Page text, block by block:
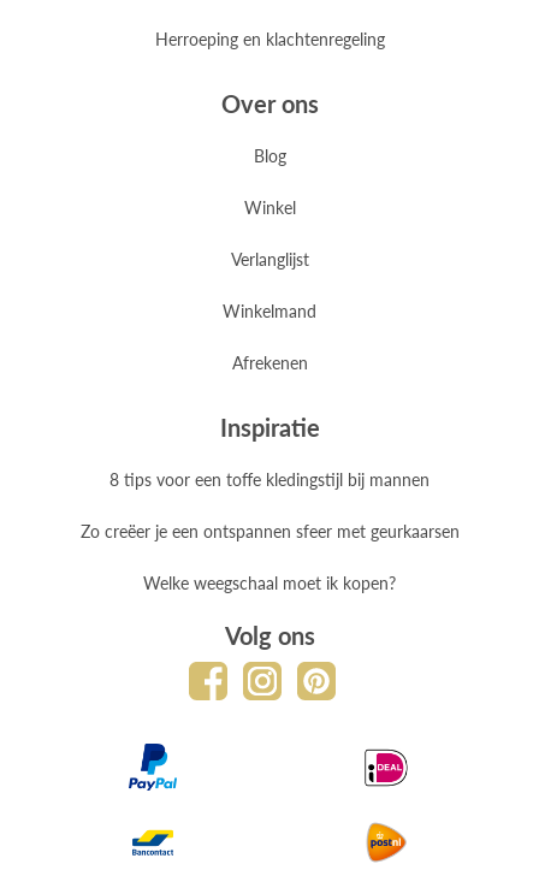
Herroeping en klachtenregeling
Over ons
Blog
Winkel
Verlanglijst
Winkelmand
Afrekenen
Inspiratie
8 tips voor een toffe kledingstijl bij mannen
Zo creëer je een ontspannen sfeer met geurkaarsen
Welke weegschaal moet ik kopen?
Volg ons